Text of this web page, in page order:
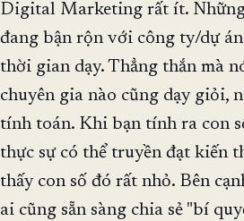
Digital Marketing rất ít.
đang bận rộn với công ty/dự
thời gian dạy. Thẳng thắn mà
chuyên gia nào cũng dạy giỏi,
tính toán. Khi bạn tính ra con
thực sự có thể truyền đạt kiến
thấy con số đó rất nhỏ. Bên
ai cũng sẵn sàng chia sẻ "bí